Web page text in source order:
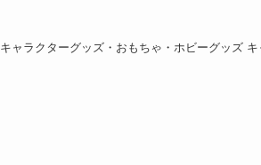
ャラクターグッズ・おもちゃ・ホビーグッズ